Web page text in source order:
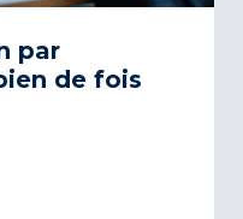
par
de fois